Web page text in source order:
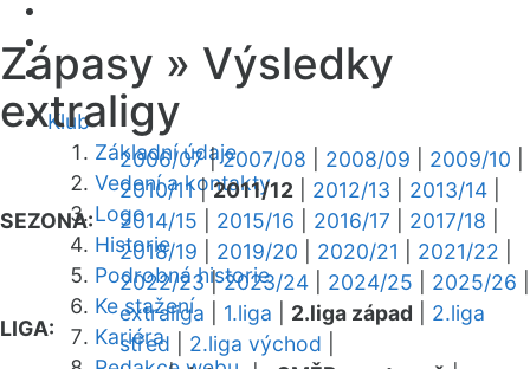
Klub
Základní údaje
Vedení a kontakty
Logo
Historie
Podrobná historie
Ke stažení
Kariéra
Zápasy » Výsledky
extraligy
SEZONA:
2006/07|2007/08 2008/09 2009/10
2010/11|2011/12 2012/13 2013/14
2014/15
2015/16 2016/17 2017/18
2018/19
2019/20 2020/21 2021/22
2022/23|2023/24 2024/25 2025/26
LIGA:
extraliga 1.liga 2.liga západ
2.liga
střed
2.liga východ